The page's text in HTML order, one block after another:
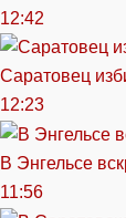
12:42
Саратовец
12:23
В Энгельсе
11:56